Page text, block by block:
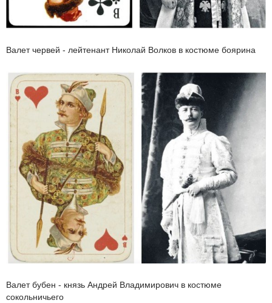
Валет червей - лейтенант Николай Волков в костюме боярина
Валет бубен - князь Андрей Владимирович в костюме
сокольничьего